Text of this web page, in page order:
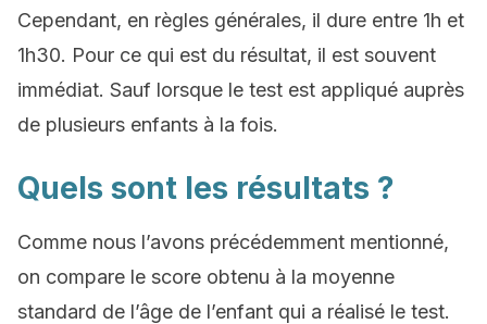
Cependant, en règles générales, il dure entre 1h et
1h30. Pour ce qui est du résultat, il est souvent
immédiat. Sauf lorsque le test est appliqué auprès
de plusieurs enfants à la fois.
Quels sont les résultats ?
Comme nous l’avons précédemment mentionné,
on compare le score obtenu à la moyenne
standard de l’âge de l’enfant qui a réalisé le test.